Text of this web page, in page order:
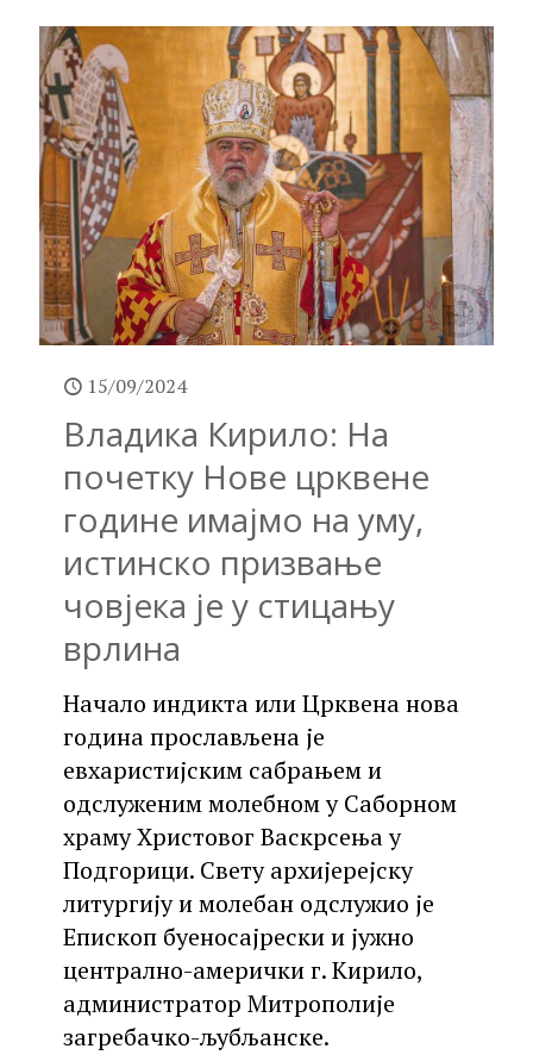
15/09/2024
Владика Кирило: На
почетку Нове црквене
године имајмо на уму,
истинско призвање
човјека је у стицању
врлина
Начало индикта или Црквена нова
година прослављена је
евхаристијским сабрањем и
одслуженим молебном у Саборном
храму Христовог Васкрсења у
Подгорици. Свету архијерејску
литургију и молебан одслужио је
Епископ буеносајрески и јужно
централно-амерички г. Кирило,
администратор Митрополије
загребачко-љубљанске.